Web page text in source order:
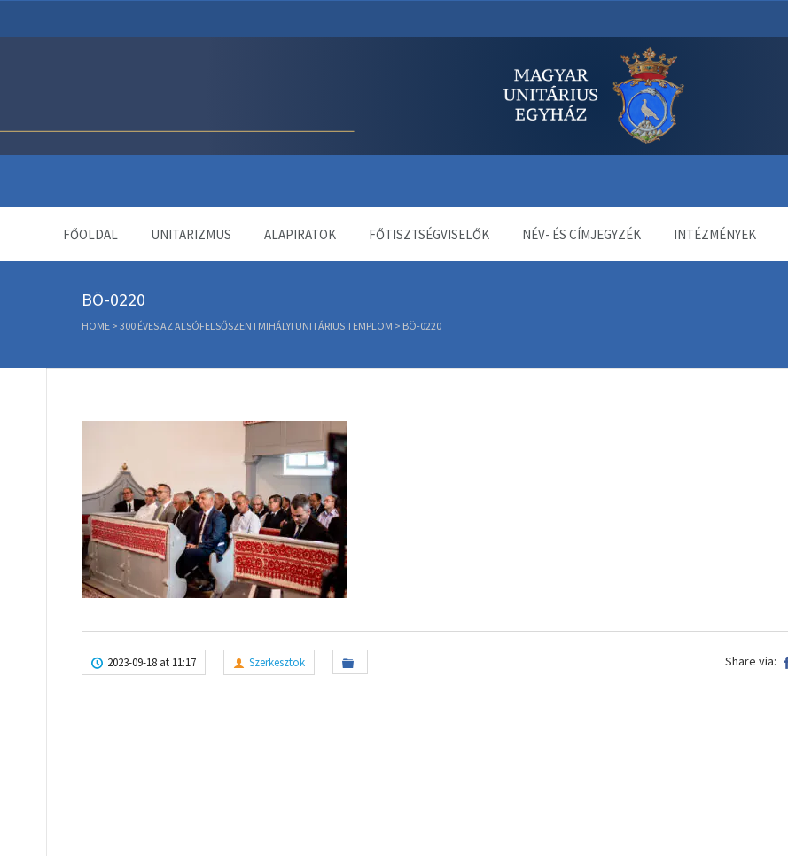
FŐOLDAL UNITARIZMUS ALAPIRATOK FŐTISZTSÉGVISELŐK NÉV- ÉS CÍMJEGYZÉK INTÉZMÉNYEK
BÖ-0220
HOME > 300 ÉVES AZ ALSÓFELSŐSZENTMIHÁLYI UNITÁRIUS TEMPLOM > BÖ-0220
2023-09-18 at 11:17 Szerkesztok Share via: